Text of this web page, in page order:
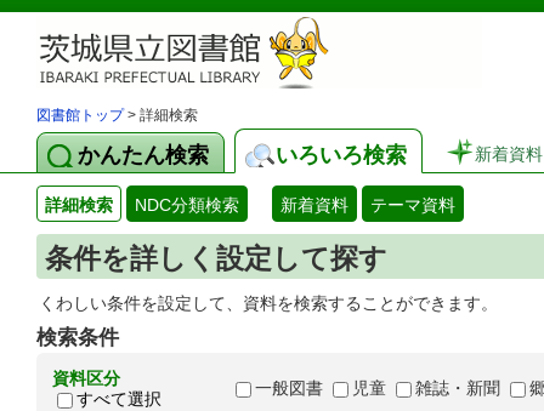
図書館トップ> 詳細検索
かんたん検索 いろいろ検索 新着資料
詳細検索 NDC分類検索 新着資料 テーマ資料
条件を詳しく設定して探す
くわしい条件を設定して、資料を検索することができます。
検索条件
資料区分
すべて選択
一般図書 児童 雑誌・新聞